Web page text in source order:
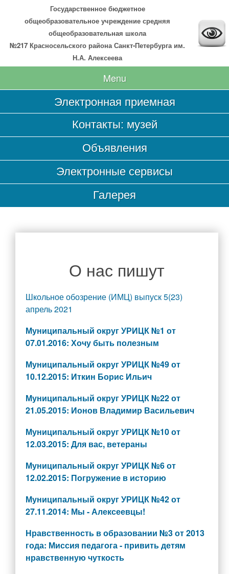
Государственное бюджетное
общеобразовательное учреждение средняя
общеобразовательная школа
№217 Красносельского района Санкт-Петербурга им.
Н.А. Алексеева
Menu
Сведения об образовательной организации
Основные сведения
Структура и органы управления образовательной
организацией
Образование
Администрация школы
Материально-техническое обеспечение и оснащенность
Платные образовательные услуги
Вакантные места для приема (перевода) обучающихся
Международное сотрудничество
Организация питания в образовательной организации
Родителям
Прием в 1 класс
ТПМПК
Ежедневное меню
Расписание занятий
Электронная приемная
Контакты: музей
Объявления
Электронные сервисы
Галерея
Наши новости
О нас пишут
Школьное обозрение (ИМЦ) выпуск 5(23)
апрель 2021
Муниципальный округ УРИЦК №1 от
07.01.2016: Хочу быть полезным
Муниципальный округ УРИЦК №49 от
10.12.2015: Иткин Борис Ильич
Муниципальный округ УРИЦК №22 от
21.05.2015: Ионов Владимир Васильевич
Муниципальный округ УРИЦК №10 от
12.03.2015: Для вас, ветераны
Муниципальный округ УРИЦК №6 от
12.02.2015: Погружение в историю
Муниципальный округ УРИЦК №42 от
27.11.2014: Мы - Алексеевцы!
Нравственность в образовании №3 от 2013
года: Миссия педагога - привить детям
нравственную чуткость